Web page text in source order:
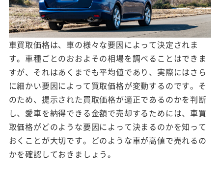
車買取価格は、車の様々な要因によって決定されま
す。車種ごとのおおよその相場を調べることはできま
すが、それはあくまでも平均値であり、実際にはさら
に細かい要因によって買取価格が変動するのです。そ
のため、提示された買取価格が適正であるのかを判断
し、愛車を納得できる金額で売却するためには、車買
取価格がどのような要因によって決まるのかを知って
おくことが大切です。どのような車が高値で売れるの
かを確認しておきましょう。